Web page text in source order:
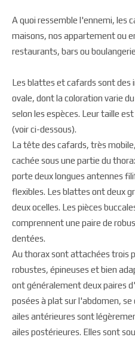
A quoi ressemble l'ennemi, les
maisons, nos appartement ou
restaurants, bars ou boulangerie
Les blattes et cafards sont des
ovale, dont la coloration varie
selon les espèces. Leur taille
(voir ci-dessous).
La tête des cafards, très
cachée sous une partie du
porte deux longues antennes
flexibles. Les blattes ont deux
deux ocelles. Les pièces
comprennent une paire de
dentées.
Au thorax sont attachées trois
robustes, épineuses et bien
ont généralement deux paires
posées à plat sur l'abdomen,
ailes antérieures sont
ailes postérieures. Elles sont